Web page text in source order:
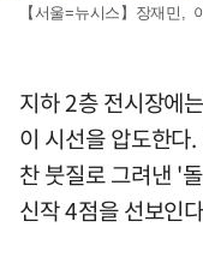
【서울=뉴시스】장재민
지하 2층 전시장에
이 시선을 압도한다
찬 붓질로 그려낸 '
신작 4점을 선보인